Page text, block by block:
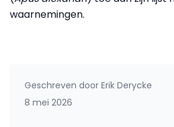
waarnemingen.
Geschreven door Erik Derycke
8 mei 2026